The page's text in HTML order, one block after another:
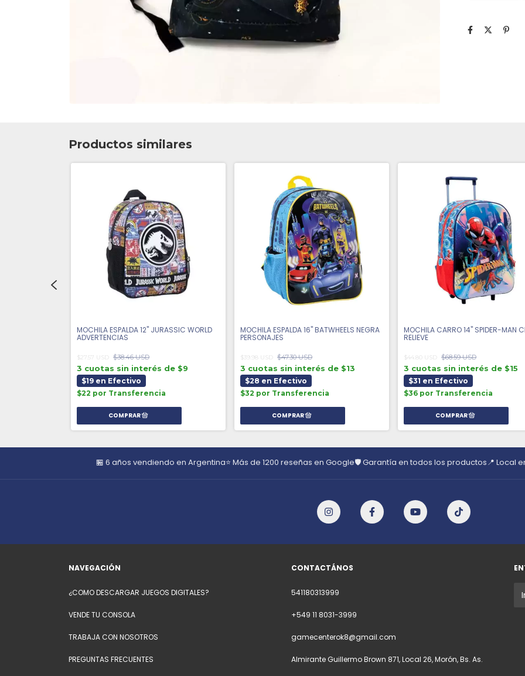
Productos similares
MOCHILA ESPALDA 12'' JURASSIC WORLD
ADVERTENCIAS
$27.57 USD $38.46 USD
3 cuotas sin interés de $9
$19 en Efectivo
$22 por Transferencia
MOCHILA ESPALDA 16'' BATWHEELS NEGRA
PERSONAJES
$39.98 USD $47.30 USD
3 cuotas sin interés de $13
$28 en Efectivo
$32 por Transferencia
MOCHILA CARRO 14'' SPIDER-MAN
RELIEVE
$44.80 USD $68.59 USD
3 cuotas sin interés de $15
$31 en Efectivo
$36 por Transferencia
🏪 6 años vendiendo en Argentina⭐ Más de 1200 reseñas en Google🛡️ Garantía en todos los productos📍 Local
NAVEGACIÓN
¿COMO DESCARGAR JUEGOS DIGITALES?
VENDE TU CONSOLA
TRABAJA CON NOSOTROS
PREGUNTAS FRECUENTES
CONTACTÁNOS
541180313999
+549 11 8031-3999
gamecenterok8@gmail.com
Almirante Guillermo Brown 871, Local 26, Morón, Bs. As.